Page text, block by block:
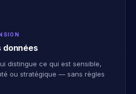
ou stratégique — sans règles